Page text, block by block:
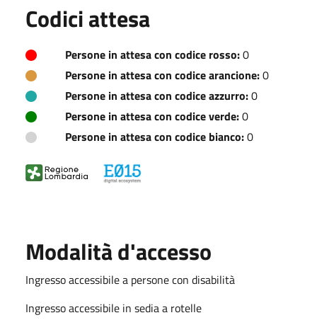
Codici attesa
Persone in attesa con codice rosso:0
Persone in attesa con codice arancione:0
Persone in attesa con codice azzurro:0
Persone in attesa con codice verde:0
Persone in attesa con codice bianco:0
Modalità d'accesso
Ingresso accessibile a persone con disabilità
Ingresso accessibile in sedia a rotelle